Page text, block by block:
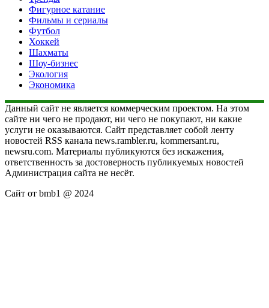
Фигурное катание
Фильмы и сериалы
Футбол
Хоккей
Шахматы
Шоу-бизнес
Экология
Экономика
Данный сайт не является коммерческим проектом. На этом
сайте ни чего не продают, ни чего не покупают, ни какие
услуги не оказываются. Сайт представляет собой ленту
новостей RSS канала news.rambler.ru, kommersant.ru,
newsru.com. Материалы публикуются без искажения,
ответственность за достоверность публикуемых новостей
Администрация сайта не несёт.
Сайт от bmb1 @ 2024